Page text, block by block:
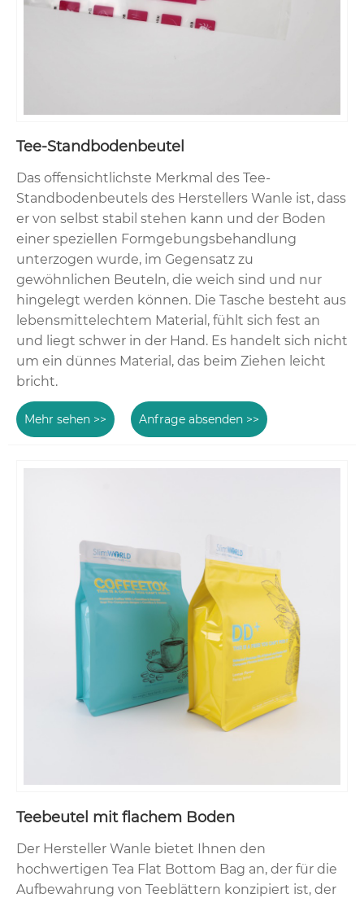
Tee-Standbodenbeutel
Das offensichtlichste Merkmal des Tee-
Standbodenbeutels des Herstellers Wanle ist, dass
er von selbst stabil stehen kann und der Boden
einer speziellen Formgebungsbehandlung
unterzogen wurde, im Gegensatz zu
gewöhnlichen Beuteln, die weich sind und nur
hingelegt werden können. Die Tasche besteht aus
lebensmittelechtem Material, fühlt sich fest an
und liegt schwer in der Hand. Es handelt sich nicht
um ein dünnes Material, das beim Ziehen leicht
bricht.
Mehr sehen >> Anfrage absenden >>
Teebeutel mit flachem Boden
Der Hersteller Wanle bietet Ihnen den
hochwertigen Tea Flat Bottom Bag an, der für die
Aufbewahrung von Teeblättern konzipiert ist, der